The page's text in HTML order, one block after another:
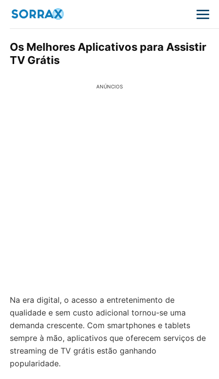
Os Melhores Aplicativos para Assistir
TV Grátis
ANÚNCIOS
Na era digital, o acesso a entretenimento de
qualidade e sem custo adicional tornou-se uma
demanda crescente. Com smartphones e tablets
sempre à mão, aplicativos que oferecem serviços de
streaming de TV grátis estão ganhando
popularidade.